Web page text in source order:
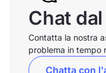
Chat
Contatta la nostra
problema in tempo
Chatta con